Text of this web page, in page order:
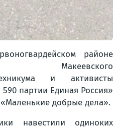
районе
Макеевского
и активисты
партии Единая Россия»
добрые дела».
навестили одиноких